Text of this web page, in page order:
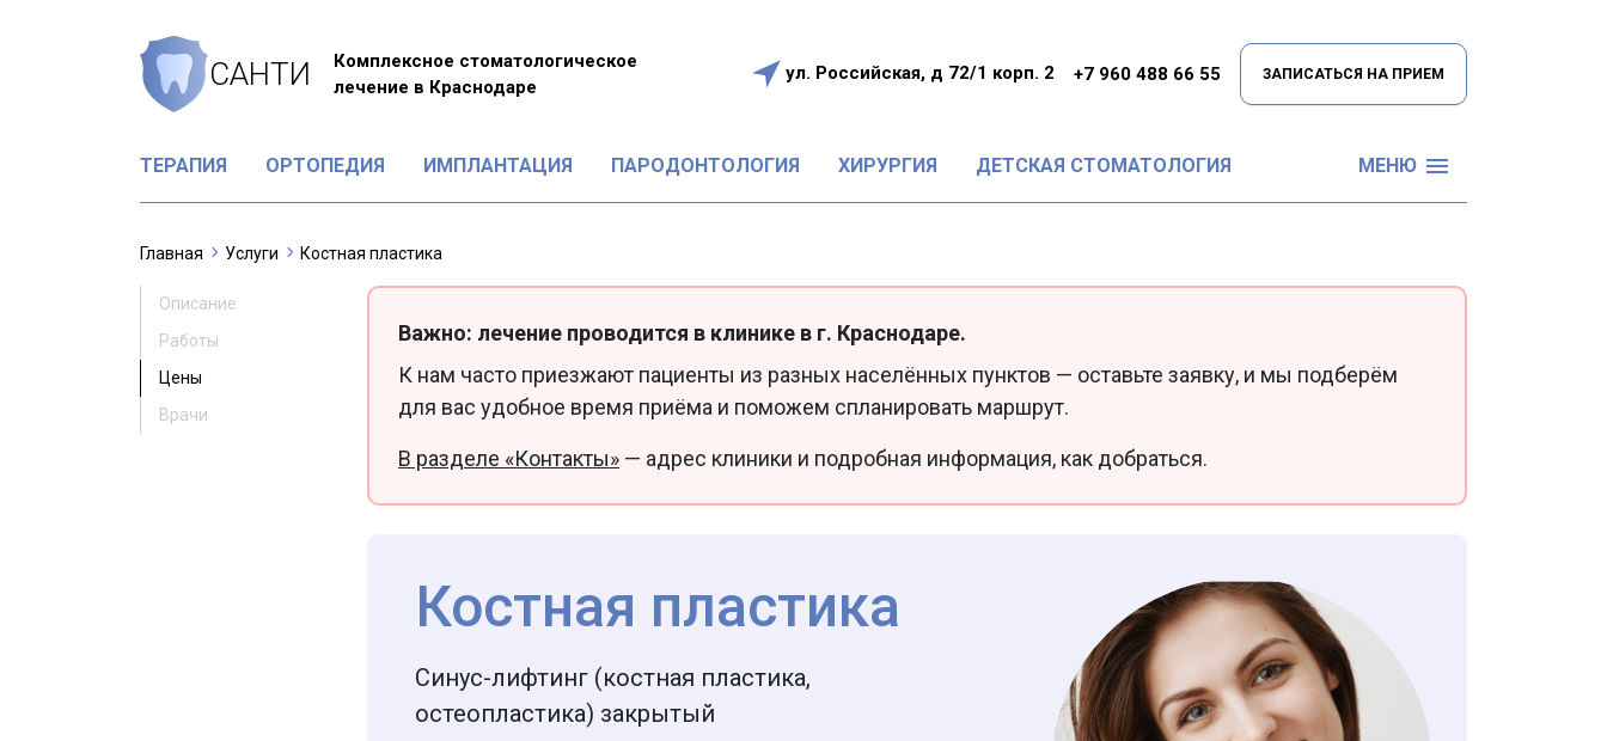
САНТИ
Комплексное стоматологическое
лечение в Краснодаре
ул. Российская, д 72/1 корп. 2 +7 960 488 66 55 ЗАПИСАТЬСЯ НА ПРИЕМ
ТЕРАПИЯ ОРТОПЕДИЯ ИМПЛАНТАЦИЯ ПАРОДОНТОЛОГИЯ ХИРУРГИЯ ДЕТСКАЯ СТОМАТОЛОГИЯ МЕНЮ
Главная Услуги Костная пластика
Описание
Работы
Цены
Врачи
Важно: лечение проводится в клинике в г. Краснодаре.
К нам часто приезжают пациенты из разных населённых пунктов — оставьте заявку, и мы подберём
для вас удобное время приёма и поможем спланировать маршрут.
В разделе «Контакты» — адрес клиники и подробная информация, как добраться.
Костная пластика
Синус-лифтинг (костная пластика,
остеопластика) закрытый